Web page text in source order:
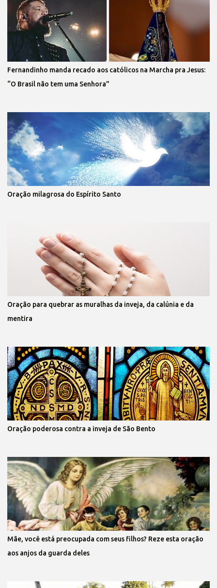
Fernandinho manda recado aos católicos na Marcha pra Jesus:
“O Brasil não tem uma Senhora”
Oração milagrosa do Espírito Santo
Oração para quebrar as muralhas da inveja, da calúnia e da
mentira
Oração poderosa contra a inveja de São Bento
Mãe, você está preocupada com seus filhos? Reze esta oração
aos anjos da guarda deles